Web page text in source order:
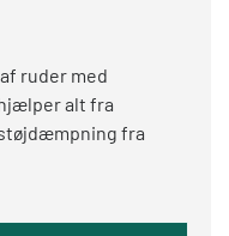
ruder med
alt fra
fra